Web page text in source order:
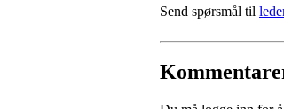
Send spørsmål til